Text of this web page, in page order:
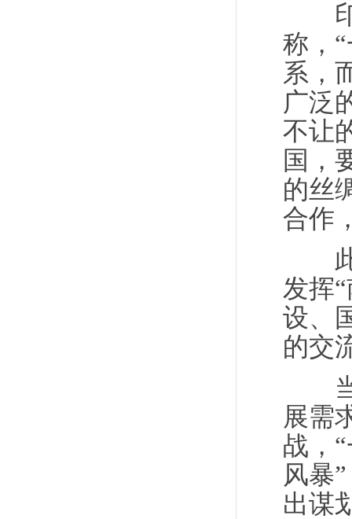
印
称，
系，
广泛
不让
国，
的丝
合作
此
发挥
设、
的交
当
展需
战，
风暴
出谋